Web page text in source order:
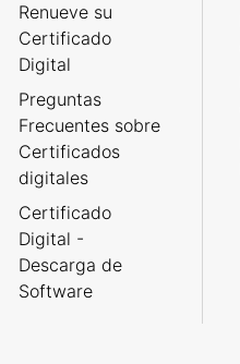
Renueve su
Certificado
Digital
Preguntas
Frecuentes sobre
Certificados
digitales
Certificado
Digital -
Descarga de
Software